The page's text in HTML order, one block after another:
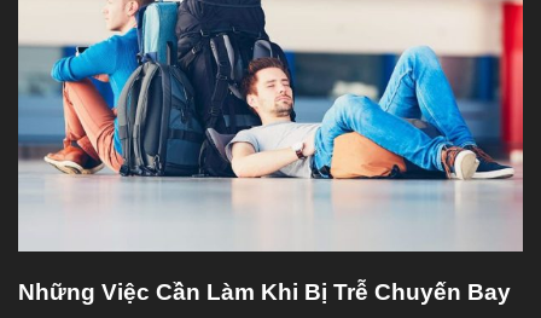
Những Việc Cần Làm Khi Bị Trễ Chuyến Bay